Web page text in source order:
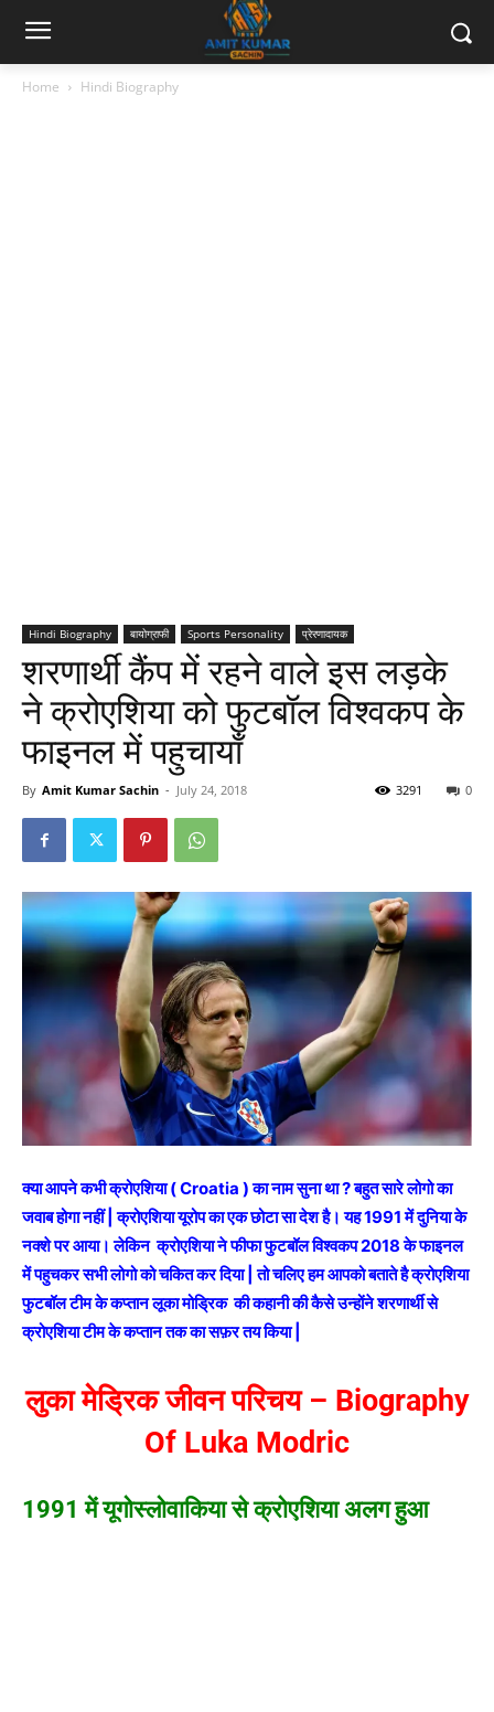
Home Hindi Biography
Hindi Biography बायोग्राफी Sports Personality प्रेरणादायक
शरणार्थी कैंप में रहने वाले इस लड़के
ने क्रोएशिया को फुटबॉल विश्वकप के
फाइनल में पहुचायाँ
By Amit Kumar Sachin - July 24, 2018 0
3291
क्या आपने कभी क्रोएशिया ( Croatia ) का नाम सुना था ? बहुत सारे लोगो का
जवाब होगा नहीं | क्रोएशिया यूरोप का एक छोटा सा देश है। यह 1991 में दुनिया के
नक्शे पर आया। लेकिन क्रोएशिया ने फीफा फुटबॉल विश्वकप 2018 के फाइनल
में पहुचकर सभी लोगो को चकित कर दिया | तो चलिए हम आपको बताते है क्रोएशिया
फुटबॉल टीम के कप्तान लूका मोड्रिक की कहानी की कैसे उन्होंने शरणार्थी से
क्रोएशिया टीम के कप्तान तक का सफ़र तय किया |
लुका मेड्रिक जीवन परिचय – Biography
Of Luka Modric
1991 में यूगोस्लोवाकिया से क्रोएशिया अलग हुआ